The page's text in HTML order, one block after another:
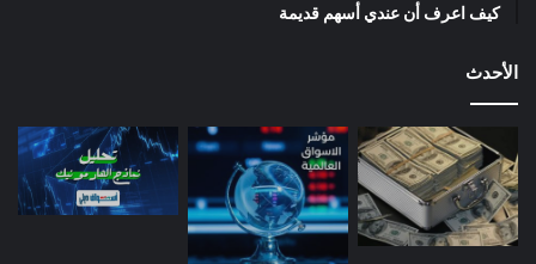
كيف اعرف أن عندي أسهم قديمة
الأحدث